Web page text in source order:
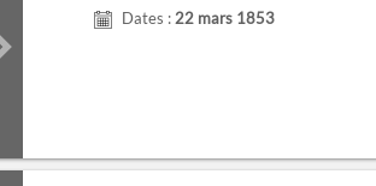
Next slide
Dates : 22 mars 1853